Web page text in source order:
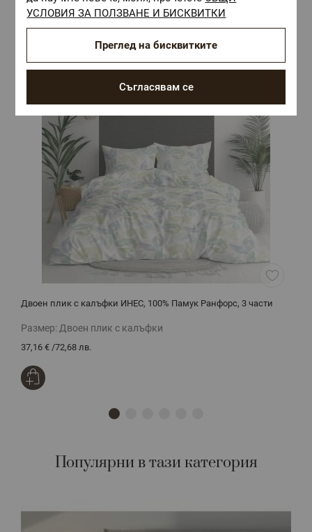
Комбинирай с
Двоен плик с калъфки ИНЕС, 100% Памук Ранфорс, 3 части
Размер: Двоен плик с калъфки
37,16 € /72,68 лв.
Популярни в тази категория
УСЛОВИЯ ЗА ПОЛЗВАНЕ И БИСКВИТКИ
Съгласявам се
Преглед на бисквитките